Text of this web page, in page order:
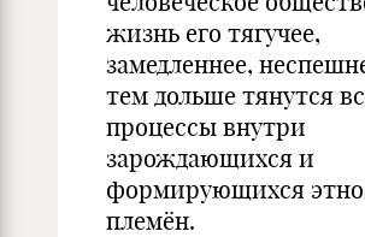
жизнь его тягучее,
замедленнее,
тем дольше тянутся
процессы внутри
зарождающихся и
формирующихся
племён.